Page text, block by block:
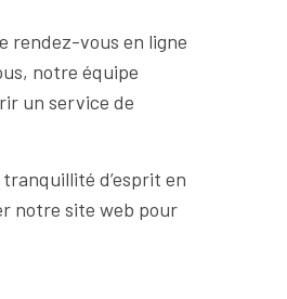
rendez-vous en ligne
notre équipe
un service de
d’esprit en
notre site web pour